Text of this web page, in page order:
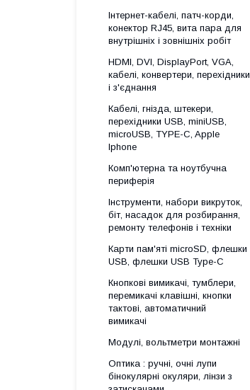
Інтернет-кабелі, патч-корди,
конектор RJ45, вита пара для
внутрішніх і зовнішніх робіт
HDMI, DVI, DisplayPort, VGA,
кабелі, конвертери, перехідники
і з'єднання
Кабелі, гнізда, штекери,
перехідники USB, miniUSB,
microUSB, TYPE-C, Apple
Iphone
Комп'ютерна та ноутбучна
периферія
Інструменти, набори викруток,
біт, насадок для розбирання,
ремонту телефонів і техніки
Карти пам'яті microSD, флешки
USB, флешки USB Type-C
Кнопкові вимикачі, тумблери,
перемикачі клавішні, кнопки
тактові, автоматичний
вимикачі
Модулі, вольтметри монтажні
Оптика : ручні, очні лупи
бінокулярні окуляри, лінзи з